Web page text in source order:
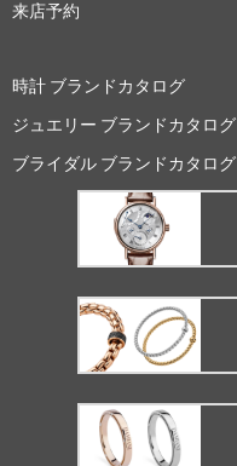
来店予約
時計 ブランドカタログ
ジュエリー ブランドカタログ
ブライダル ブランドカタログ